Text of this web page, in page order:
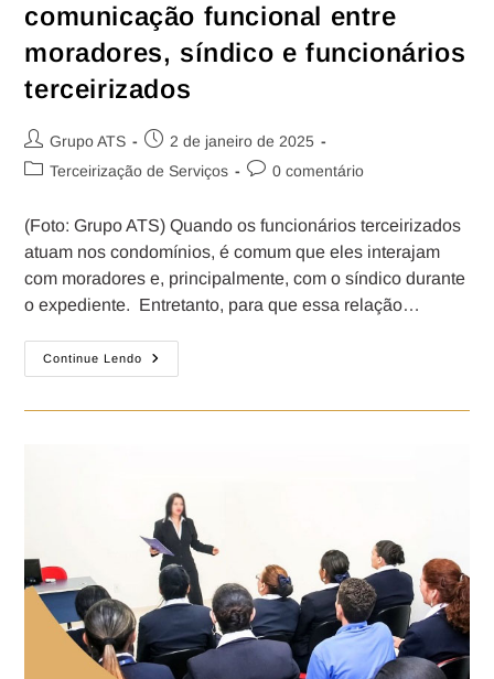
comunicação funcional entre
moradores, síndico e funcionários
terceirizados
Grupo ATS
2 de janeiro de 2025
Terceirização de Serviços
0 comentário
(Foto: Grupo ATS) Quando os funcionários terceirizados
atuam nos condomínios, é comum que eles interajam
com moradores e, principalmente, com o síndico durante
o expediente. Entretanto, para que essa relação…
Continue Lendo